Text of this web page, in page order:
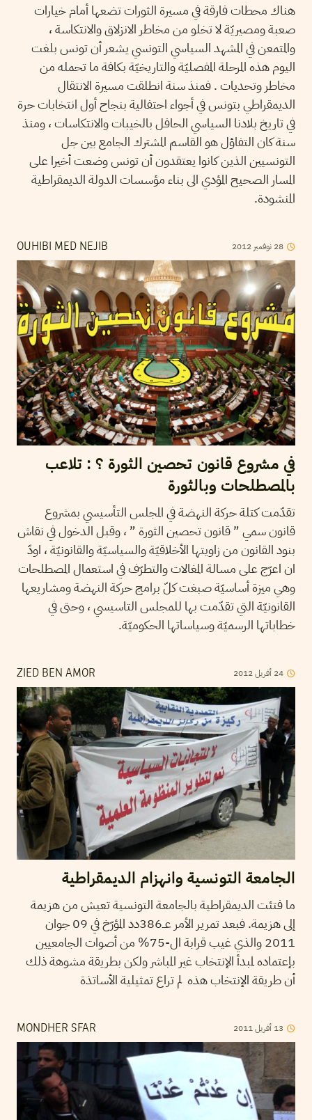
هناك محطات فارقة في مسيرة الثورات تضعها أمام خيارات
صعبة ومصيريّة لا تخلو من مخاطر الانزلاق والانتكاسة ،
والمتمعن في المشهد السياسي التونسي يشعر أن تونس بلغت
اليوم هذه المرحلة المفصليّة والتاريخيّة بكافة ما تحمله من
مخاطر وتحديات . فمنذ سنة انطلقت مسيرة الانتقال
الديمقراطي بتونس في أجواء احتفالية بنجاح أول انتخابات حرة
في تاريخ بلادنا السياسي الحافل بالخيبات والانتكاسات ، ومنذ
سنة كان التفاؤل هو القاسم المشترك الجامع بين جل
التونسيين الذين كانوا يعتقدون أن تونس وضعت أخيرا على
المسار الصحيح المؤدي الى بناء مؤسسات الدولة الديمقراطية
المنشودة.
OUHIBI MED NEJIB 28 نوفمبر 2012
في مشروع قانون تحصين الثورة ؟ : تلاعب
بالمصطلحات وبالثورة
تقدّمت كتلة حركة النهضة في المجلس التأسيسي بمشروع
قانون سمي ” قانون تحصين الثورة ” ، وقبل الدخول في نقاش
بنود القانون من زاويتها الأخلاقيّة والسياسيّة والقانونيّة ، اودّ
ان اعرّج على مسالة المغالات والتطرّف في استعمال المصطلحات
وهي ميزة أساسيّة صبغت كلّ برامج حركة النهضة ومشاريعها
القانونيّة التي تقدّمت بها للمجلس التاسيسي ، وحتى في
خطاباتها الرسميّة وسياساتها الحكوميّة.
ZIED BEN AMOR 24 أفريل2012
الجامعة التونسية وانهزام الديمقراطية
ما فتئت الديمقراطية بالجامعة التونسية تعيش من هزيمة
إلى هزيمة. فبعد تمرير الأمر عــ386دد المؤرّخ في 09 جوان
2011 والذي غيب قرابة ال-75% من أصوات الجامعيين
بإعتماده لمبدأ الإنتخاب غير المباشر ولكن بطريقة مشوهة ذلك
أن طريقة الإنتخاب هذه لم تراع تمثيلية الأساتذة
MONDHER SFAR 13 أفريل2011